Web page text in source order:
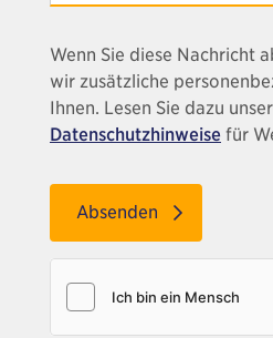
Wenn Sie diese Nachricht
wir zusätzliche
Ihnen. Lesen Sie dazu
Datenschutzhinweise für